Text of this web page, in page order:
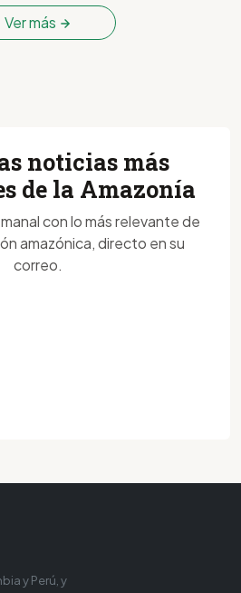
Ver más
noticias más
de la Amazonía
con lo más relevante de
amazónica, directo en su
correo.
y Perú, y